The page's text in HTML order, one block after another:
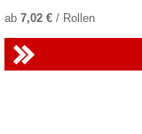
ab 7,02 € / Rollen